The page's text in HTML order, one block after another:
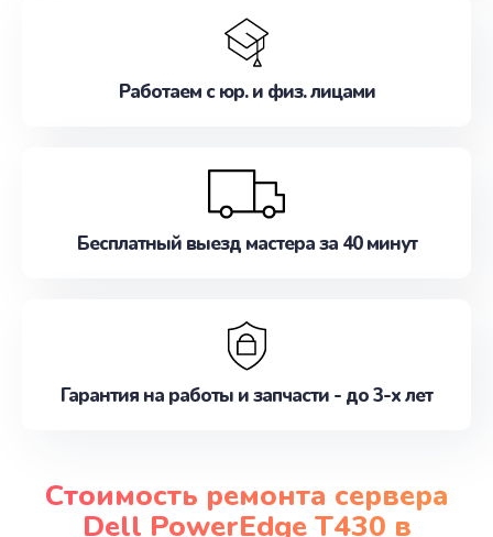
Работаем с юр. и физ. лицами
Бесплатный выезд мастера за 40 минут
Гарантия на работы и запчасти - до 3-х лет
Стоимость ремонта сервера
Dell PowerEdge T430 в